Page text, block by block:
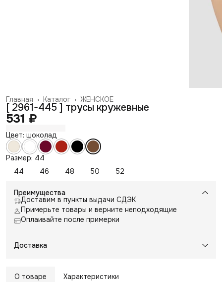
ЖЕНСКОЕ
Каталог ›
Главная ›
[ 2961-445 ] трусы кружевные
531 ₽
Цвет: шоколад
Размер: 44
44
46 48 50 52
Преимущества
Доставим в пункты выдачи СДЭК
Примерьте товары и верните неподходящие
Оплаивайте после примерки
Доставка
О товаре Характеристики